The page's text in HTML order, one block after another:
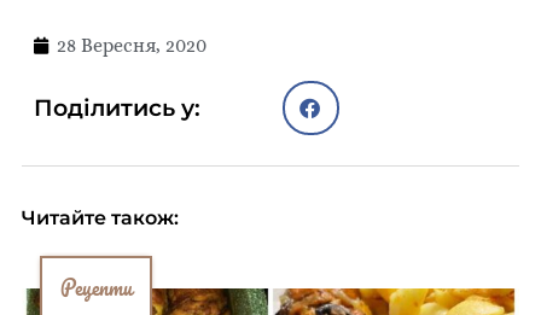
28 Вересня, 2020
Поділитись у:
Читайте також:
Рецепти